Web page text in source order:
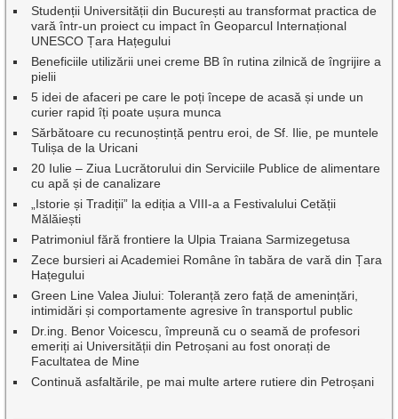
Studenții Universității din București au transformat practica de
vară într-un proiect cu impact în Geoparcul Internațional
UNESCO Țara Hațegului
Beneficiile utilizării unei creme BB în rutina zilnică de îngrijire a
pielii
5 idei de afaceri pe care le poți începe de acasă și unde un
curier rapid îți poate ușura munca
Sărbătoare cu recunoștință pentru eroi, de Sf. Ilie, pe muntele
Tulișa de la Uricani
20 Iulie – Ziua Lucrătorului din Serviciile Publice de alimentare
cu apă și de canalizare
„Istorie și Tradiții” la ediția a VIII-a a Festivalului Cetății
Mălăiești
Patrimoniul fără frontiere la Ulpia Traiana Sarmizegetusa
Zece bursieri ai Academiei Române în tabăra de vară din Țara
Hațegului
Green Line Valea Jiului: Toleranță zero față de amenințări,
intimidări și comportamente agresive în transportul public
Dr.ing. Benor Voicescu, împreună cu o seamă de profesori
emeriți ai Universității din Petroșani au fost onorați de
Facultatea de Mine
Continuă asfaltările, pe mai multe artere rutiere din Petroșani